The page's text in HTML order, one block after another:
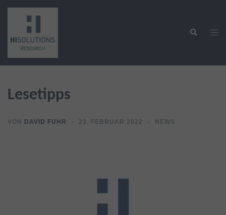
Zum
springen
Suche
Lesetipps
VON DAVID FUHR 23. FEBRUAR 2022 NEWS